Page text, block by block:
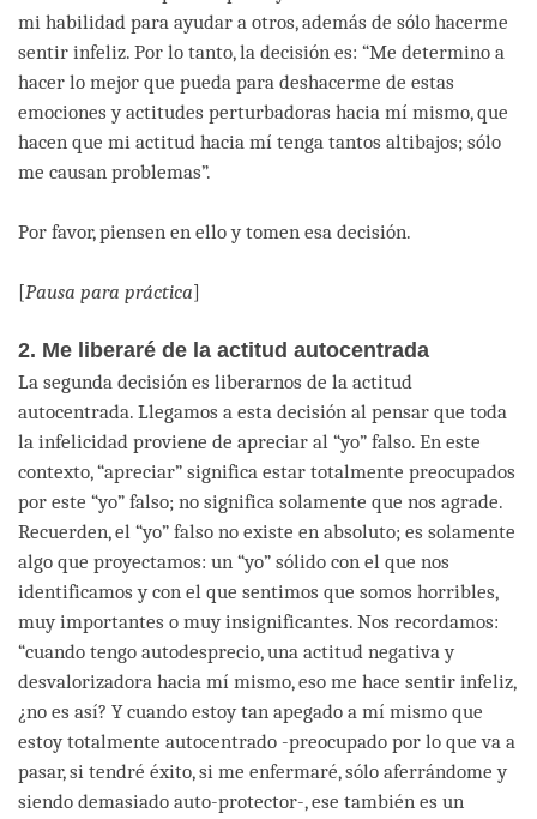
mi habilidad para ayudar a otros, además de sólo hacerme
sentir infeliz. Por lo tanto, la decisión es: “Me determino a
hacer lo mejor que pueda para deshacerme de estas
emociones y actitudes perturbadoras hacia mí mismo, que
hacen que mi actitud hacia mí tenga tantos altibajos; sólo
me causan problemas”.
Por favor, piensen en ello y tomen esa decisión.
[Pausa para práctica]
2. Me liberaré de la actitud autocentrada
La segunda decisión es liberarnos de la actitud
autocentrada. Llegamos a esta decisión al pensar que toda
la infelicidad proviene de apreciar al “yo” falso. En este
contexto, “apreciar” significa estar totalmente preocupados
por este “yo” falso; no significa solamente que nos agrade.
Recuerden, el “yo” falso no existe en absoluto; es solamente
algo que proyectamos: un “yo” sólido con el que nos
identificamos y con el que sentimos que somos horribles,
muy importantes o muy insignificantes. Nos recordamos:
“cuando tengo autodesprecio, una actitud negativa y
desvalorizadora hacia mí mismo, eso me hace sentir infeliz,
¿no es así? Y cuando estoy tan apegado a mí mismo que
estoy totalmente autocentrado -preocupado por lo que va a
pasar, si tendré éxito, si me enfermaré, sólo aferrándome y
siendo demasiado auto-protector-, ese también es un